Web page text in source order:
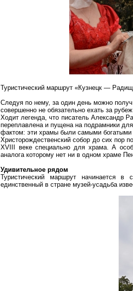
Туристический маршрут «Кузнецк —
Следуя по нему, за один день можно
совершенно не обязательно ехать за
Ходит легенда, что писатель Александр
переплавлена и пущена на подрамники
фактом: эти храмы были самыми богатыми
Христорождественский собор до сих пор
XVIII веке специально для храма. А
аналога которому нет ни в одном храме
Удивительное рядом
Туристический маршрут начинается
единственный в стране музей-усадьба